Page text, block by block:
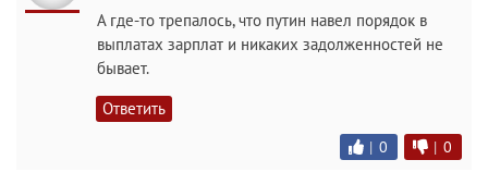
А где-то трепалось, что путин навел порядок в
выплатах зарплат и никаких задолженностей не
бывает.
Ответить
| 0 | 0